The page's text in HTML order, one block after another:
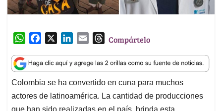
W
a
t
s
A
c
e
b
o
n
k
e
d
a
i
l
T
r
e
a
d
Compártelo
Colombia se ha convertido en cuna para muchos
actores de latinoamérica. La cantidad de producciones